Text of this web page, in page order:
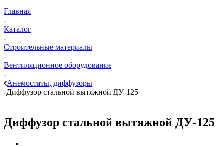
Главная
-
Каталог
-
Строительные материалы
-
Вентиляционное оборудование
-
Анемостаты, диффузоры
-Диффузор стальной вытяжной ДУ-125
Диффузор стальной вытяжной ДУ-125